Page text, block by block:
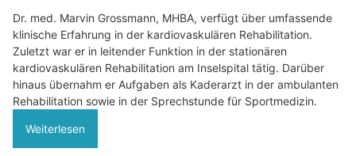
Dr. med. Marvin Grossmann, MHBA, verfügt über umfassende
klinische Erfahrung in der kardiovaskulären Rehabilitation.
Zuletzt war er in leitender Funktion in der stationären
kardiovaskulären Rehabilitation am Inselspital tätig. Darüber
hinaus übernahm er Aufgaben als Kaderarzt in der ambulanten
Rehabilitation sowie in der Sprechstunde für Sportmedizin.
Weiterlesen